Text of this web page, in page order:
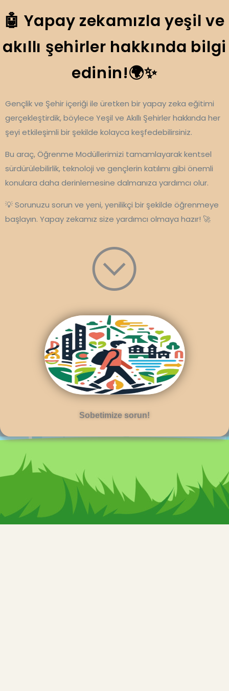
🤖 Yapay zekamızla yeşil ve
akıllı şehirler hakkında bilgi
edinin!🌍✨
Gençlik ve Şehir içeriği ile üretken bir yapay zeka eğitimi
gerçekleştirdik, böylece Yeşil ve Akıllı Şehirler hakkında her
şeyi etkileşimli bir şekilde kolayca keşfedebilirsiniz.
Bu araç, Öğrenme Modüllerimizi tamamlayarak kentsel
sürdürülebilirlik, teknoloji ve gençlerin katılımı gibi önemli
konulara daha derinlemesine dalmanıza yardımcı olur.
💡 Sorunuzu sorun ve yeni, yenilikçi bir şekilde öğrenmeye
başlayın. Yapay zekamız size yardımcı olmaya hazır! 🚀
Sobetimize sorun!